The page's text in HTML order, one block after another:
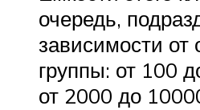
очередь,
зависимости
группы: от 100
от 2000 до